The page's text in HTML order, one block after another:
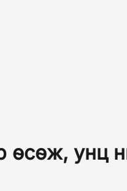
өсөж, унц